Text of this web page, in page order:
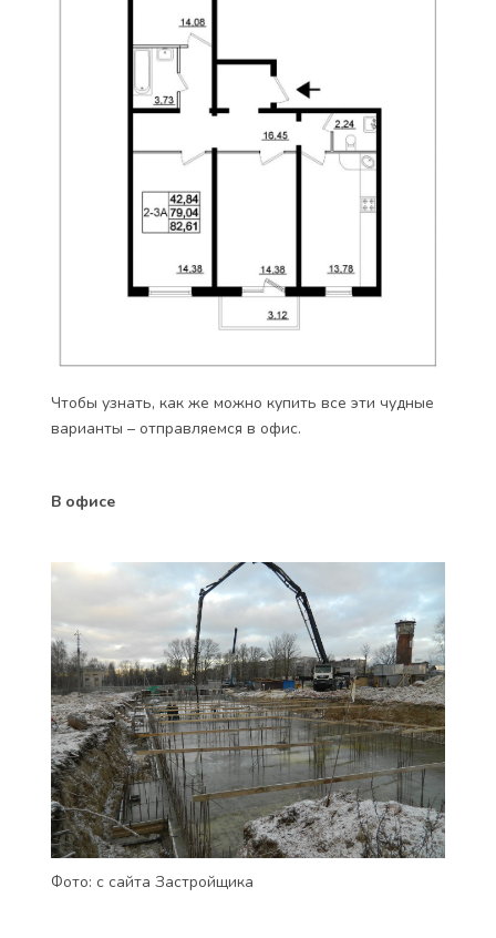
Чтобы узнать, как же можно купить все эти чудные
варианты – отправляемся в офис.
В офисе
Фото: с сайта Застройщика